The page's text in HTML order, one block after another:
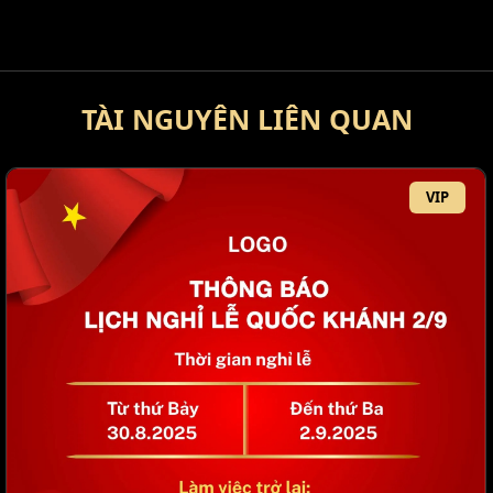
TÀI NGUYÊN LIÊN QUAN
VIP